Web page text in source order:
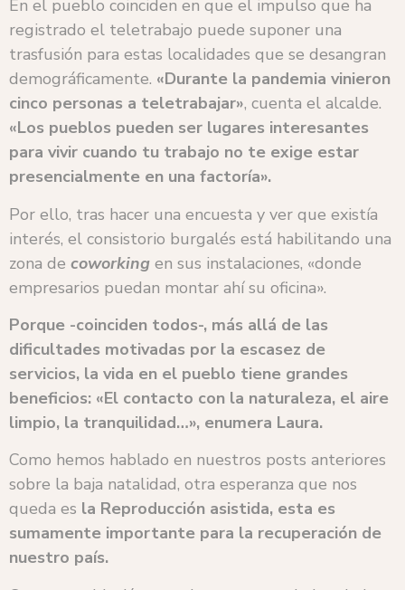
En el pueblo coinciden en que el impulso que ha
registrado el teletrabajo puede suponer una
trasfusión para estas localidades que se desangran
demográficamente. «Durante la pandemia vinieron
cinco personas a teletrabajar», cuenta el alcalde.
«Los pueblos pueden ser lugares interesantes
para vivir cuando tu trabajo no te exige estar
presencialmente en una factoría».
Por ello, tras hacer una encuesta y ver que existía
interés, el consistorio burgalés está habilitando una
zona de coworking en sus instalaciones, «donde
empresarios puedan montar ahí su oficina».
Porque -coinciden todos-, más allá de las
dificultades motivadas por la escasez de
servicios, la vida en el pueblo tiene grandes
beneficios: «El contacto con la naturaleza, el aire
limpio, la tranquilidad…», enumera Laura.
Como hemos hablado en nuestros posts anteriores
sobre la baja natalidad, otra esperanza que nos
queda es la Reproducción asistida, esta es
sumamente importante para la recuperación de
nuestro país.